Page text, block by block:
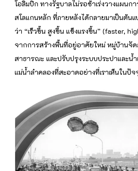
โอลิมปิก ทางรัฐบาลไม่รอช้าเร่งวางแผนก
สโลแกนหลัก ที่ภายหลังได้กลายมาเป็นต้น
ว่า “เร็วขึ้น สูงขึ้น แข็งแรงขึ้น” (faster,
จากการสร้างพื้นที่อยู่อาศัยใหม่ หมู่บ้านจัด
สาธารณะ และปรับปรุงระบบประปาและน้
แม่น้ำลำคลองที่สะอาดอย่างที่เราเห็นในปั